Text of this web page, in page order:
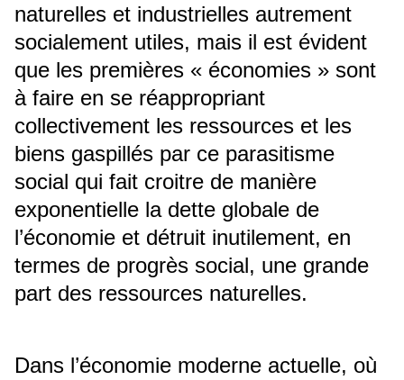
naturelles et industrielles autrement
socialement utiles, mais il est évident
que les premières « économies » sont
à faire en se réappropriant
collectivement les ressources et les
biens gaspillés par ce parasitisme
social qui fait croitre de manière
exponentielle la dette globale de
l’économie et détruit inutilement, en
termes de progrès social, une grande
part des ressources naturelles.
Dans l’économie moderne actuelle, où